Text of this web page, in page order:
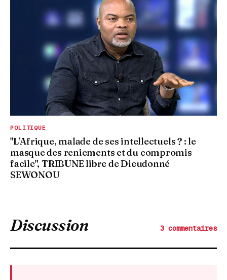
POLITIQUE
"L’Afrique, malade de ses intellectuels ? : le
masque des reniements et du compromis
facile", TRIBUNE libre de Dieudonné
SEWONOU
Discussion 3 commentaires